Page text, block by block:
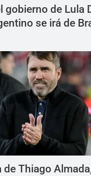
gobierno de Lula
se irá de
de Thiago